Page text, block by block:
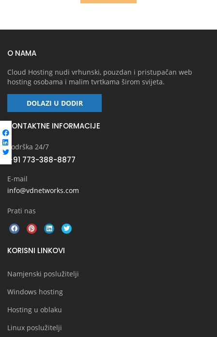
O NAMA
Cloud Hosting nudi vrhunski, pouzdan i pristupačan web
hosting osobama i malim tvrtkama širom svijeta.
DOLAZI U DODIR
KONTAKTNE INFORMACIJE
Podrška 24/7
+91 773-388-8877
E-mail
info@vdnetworks.com
Prati nas
KORISNI LINKOVI
Namjenski poslužitelji
Windows hosting
Hosting u oblaku
Linux poslužitelji